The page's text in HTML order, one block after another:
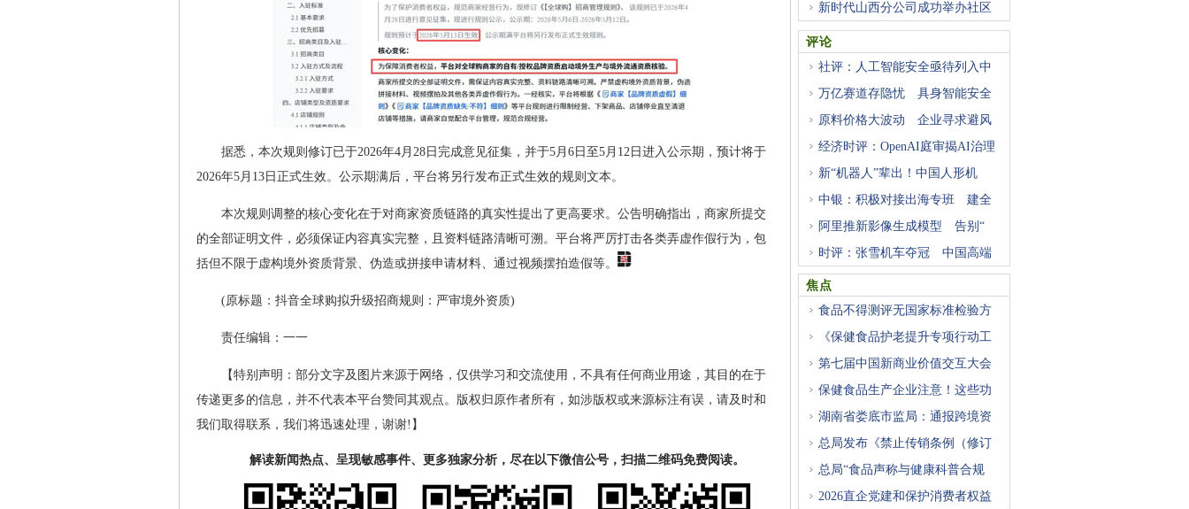
据悉，本次规则修订已于2026年4月28日完成意见征集，并于5月6日至5月12日进入公示期，预计将于
2026年5月13日正式生效。公示期满后，平台将另行发布正式生效的规则文本。
本次规则调整的核心变化在于对商家资质链路的真实性提出了更高要求。公告明确指出，商家所提交
的全部证明文件，必须保证内容真实完整，且资料链路清晰可溯。平台将严厉打击各类弄虚作假行为，包
括但不限于虚构境外资质背景、伪造或拼接申请材料、通过视频摆拍造假等。
(原标题：抖音全球购拟升级招商规则：严审境外资质)
责任编辑：一一
【特别声明：部分文字及图片来源于网络，仅供学习和交流使用，不具有任何商业用途，其目的在于
传递更多的信息，并不代表本平台赞同其观点。版权归原作者所有，如涉版权或来源标注有误，请及时和
我们取得联系，我们将迅速处理，谢谢!】
解读新闻热点、呈现敏感事件、更多独家分析，尽在以下微信公号，扫描二维码免费阅读。
新时代山西分公司成功举办社区
评论
社评：人工智能安全亟待列入中
万亿赛道存隐忧 具身智能安全
原料价格大波动 企业寻求避风
经济时评：OpenAI庭审揭AI治理
新“机器人”辈出！中国人形机
中银：积极对接出海专班 建全
阿里推新影像生成模型 告别“
时评：张雪机车夺冠 中国高端
焦点
食品不得测评无国家标准检验方
《保健食品护老提升专项行动工
第七届中国新商业价值交互大会
保健食品生产企业注意！这些功
湖南省娄底市监局：通报跨境资
总局发布《禁止传销条例（修订
总局“食品声称与健康科普合规
2026直企党建和保护消费者权益